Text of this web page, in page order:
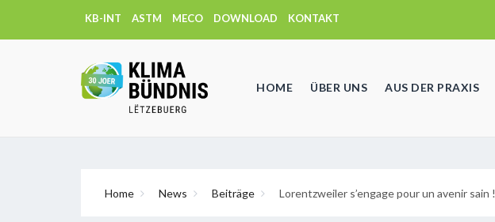
KB-INT ASTM MECO DOWNLOAD KONTAKT
HOME ÜBER UNS AUS DER PRAXIS
Home News Beiträge Lorentzweiler s’engage pour un avenir sain !